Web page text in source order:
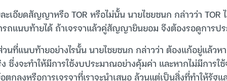
ะเอียดสัญญาหรือ TOR หรือไม่นั้น นายไชยชนก กล่าวว่า TOR
ถแนบท้ายได้ ถ้าเจรจาแล้วคู่สัญญายินยอม จึงต้องรอดูการป
นที่แนบท้ายอย่างไรนั้น นายไชยชนก กล่าวว่า ต้องแก้อยู่แล้วห
ซึ่งจะทำให้มีการใช้งบประมาณอย่างคุ้มค่า และหากไม่มีการใ
ตกลงหรือการเจรจาที่เราจะนำเสนอ ล้วนแต่เป็นสิ่งที่ทำให้รัฐแ